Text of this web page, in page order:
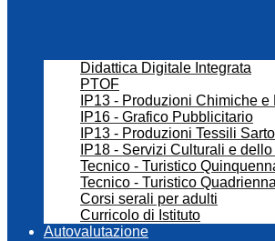
Didattica Digitale Integrata
PTOF
IP13 - Produzioni Chimiche
IP16 - Grafico Pubblicitario
IP13 - Produzioni Tessili
IP18 - Servizi Culturali e
Tecnico - Turistico
Tecnico - Turistico
Corsi serali per adulti
Curricolo di Istituto
Autovalutazione